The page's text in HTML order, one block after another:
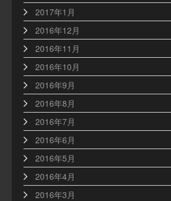
2017年1月
2016年12月
2016年11月
2016年10月
2016年9月
2016年8月
2016年7月
2016年6月
2016年5月
2016年4月
2016年3月